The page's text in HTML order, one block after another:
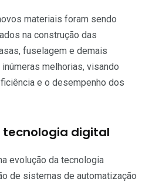
materiais foram sendo
na construção das
fuselagem e demais
melhorias, visando
e o desempenho dos
digital
evolução da tecnologia
de sistemas de automatização